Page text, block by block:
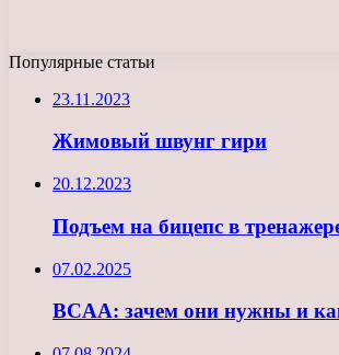
Популярные статьи
23.11.2023
Жимовый швунг гири
20.12.2023
Подъем на бицепс в
07.02.2025
BCAA: зачем они нужны и